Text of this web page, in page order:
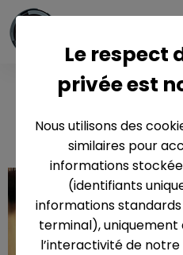
Les
tuent
Le respect
privée est
Nous utilisons des
similaires pour
informations
(identifiants
informations
terminal),
l’interactivité de